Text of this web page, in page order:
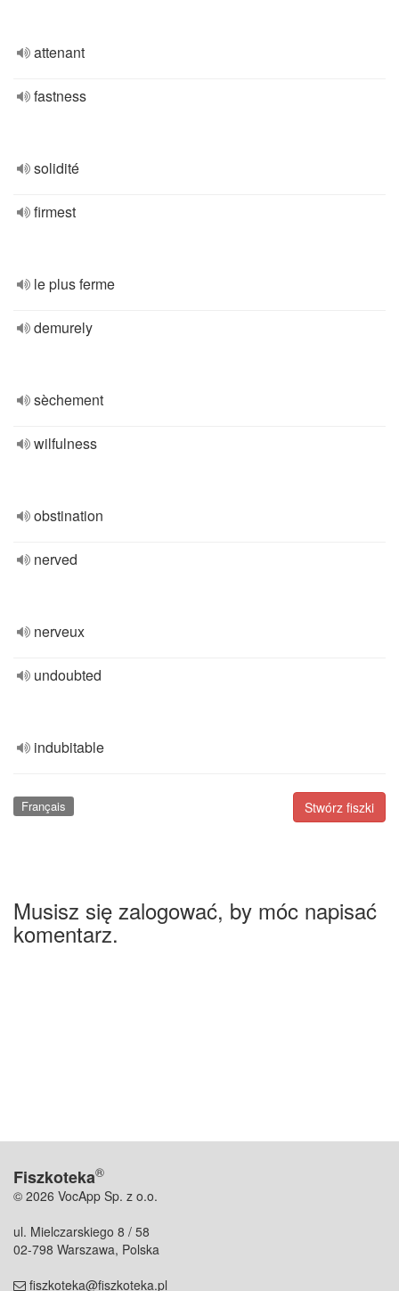
attenant
fastness
solidité
firmest
le plus ferme
demurely
sèchement
wilfulness
obstination
nerved
nerveux
undoubted
indubitable
Stwórz fiszki
Français
Musisz się zalogować, by móc napisać
komentarz.
Fiszkoteka®
© 2026 VocApp Sp. z o.o.
ul. Mielczarskiego 8 / 58
02-798 Warszawa, Polska
fiszkoteka@fiszkoteka.pl